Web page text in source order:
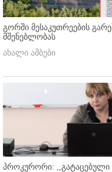
გორში მესაკუთრეების
მშენებლობას
ახალი ამბები
პროკურორი: ,,გატაცებული